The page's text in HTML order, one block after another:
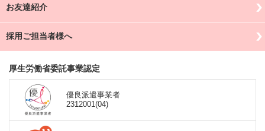
お友達紹介
採用ご担当者様へ
厚生労働省委託事業認定
優良派遣事業者
2312001(04)